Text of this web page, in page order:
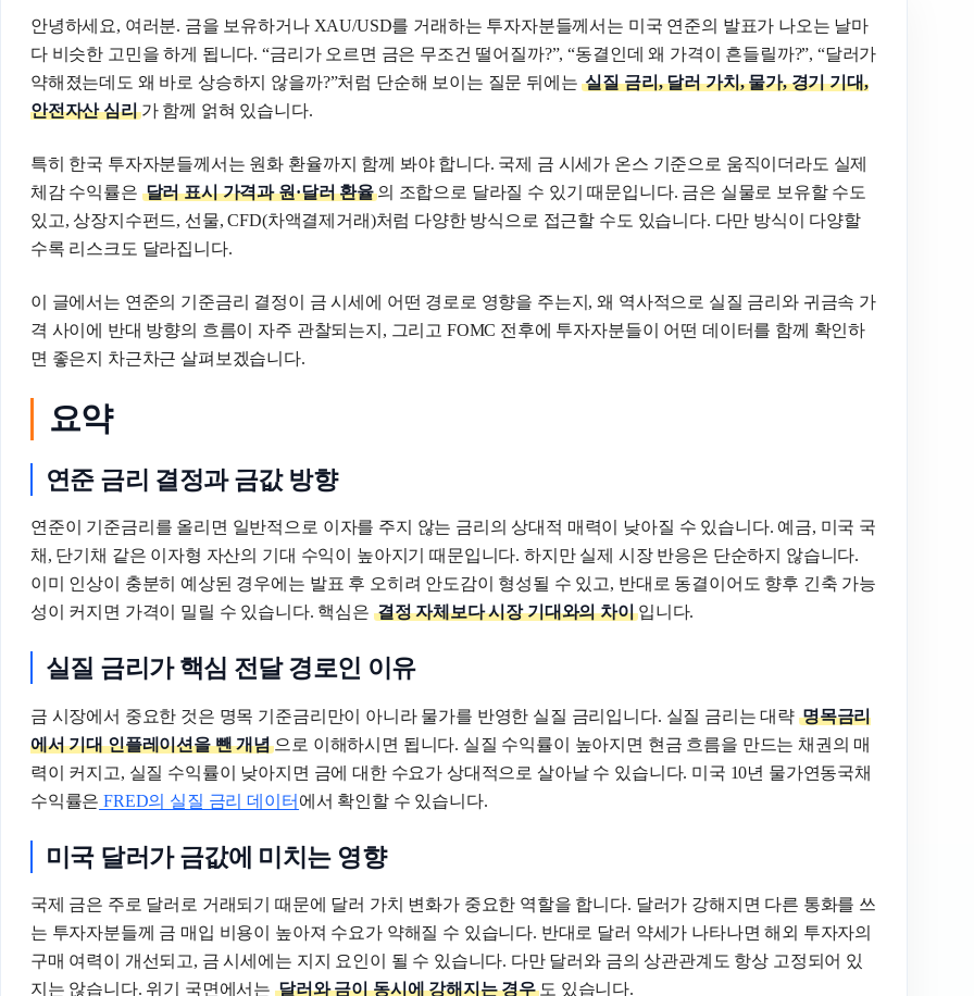
안녕하세요, 여러분. 금을 보유하거나 XAU/USD를 거래하는 투자자분들께서는 미국 연준의 발표가 나오는 날마
다 비슷한 고민을 하게 됩니다. “금리가 오르면 금은 무조건 떨어질까?”, “동결인데 왜 가격이 흔들릴까?”, “달러가
약해졌는데도 왜 바로 상승하지 않을까?”처럼 단순해 보이는 질문 뒤에는실질 금리, 달러 가치, 물가, 경기 기대,
안전자산 심리가 함께 얽혀 있습니다.
특히 한국 투자자분들께서는 원화 환율까지 함께 봐야 합니다. 국제 금 시세가 온스 기준으로 움직이더라도 실제
체감 수익률은 달러 표시 가격과 원·달러 환율의 조합으로 달라질 수 있기 때문입니다. 금은 실물로 보유할 수도
있고, 상장지수펀드, 선물, CFD(차액결제거래)처럼 다양한 방식으로 접근할 수도 있습니다. 다만 방식이 다양할
수록 리스크도 달라집니다.
이 글에서는 연준의 기준금리 결정이 금 시세에 어떤 경로로 영향을 주는지, 왜 역사적으로 실질 금리와 귀금속 가
격 사이에 반대 방향의 흐름이 자주 관찰되는지, 그리고 FOMC 전후에 투자자분들이 어떤 데이터를 함께 확인하
면 좋은지 차근차근 살펴보겠습니다.
요약
연준 금리 결정과 금값 방향
연준이 기준금리를 올리면 일반적으로 이자를 주지 않는 금리의 상대적 매력이 낮아질 수 있습니다. 예금, 미국 국
채, 단기채 같은 이자형 자산의 기대 수익이 높아지기 때문입니다. 하지만 실제 시장 반응은 단순하지 않습니다.
이미 인상이 충분히 예상된 경우에는 발표 후 오히려 안도감이 형성될 수 있고, 반대로 동결이어도 향후 긴축 가능
성이 커지면 가격이 밀릴 수 있습니다. 핵심은 결정 자체보다 시장 기대와의 차이입니다.
실질 금리가 핵심 전달 경로인 이유
금 시장에서 중요한 것은 명목 기준금리만이 아니라 물가를 반영한 실질 금리입니다. 실질 금리는 대략 명목금리
에서 기대 인플레이션을 뺀 개념 으로 이해하시면 됩니다. 실질 수익률이 높아지면 현금 흐름을 만드는 채권의 매
력이 커지고, 실질 수익률이 낮아지면 금에 대한 수요가 상대적으로 살아날 수 있습니다. 미국 10년 물가연동국채
수익률은 FRED의 실질 금리 데이터 에서 확인할 수 있습니다.
미국 달러가 금값에 미치는 영향
국제 금은 주로 달러로 거래되기 때문에 달러 가치 변화가 중요한 역할을 합니다. 달러가 강해지면 다른 통화를 쓰
는 투자자분들께 금 매입 비용이 높아져 수요가 약해질 수 있습니다. 반대로 달러 약세가 나타나면 해외 투자자의
구매 여력이 개선되고, 금 시세에는 지지 요인이 될 수 있습니다. 다만 달러와 금의 상관관계도 항상 고정되어 있
지는 않습니다. 위기 국면에서는 달러와 금이 동시에 강해지는 경우 도 있습니다.